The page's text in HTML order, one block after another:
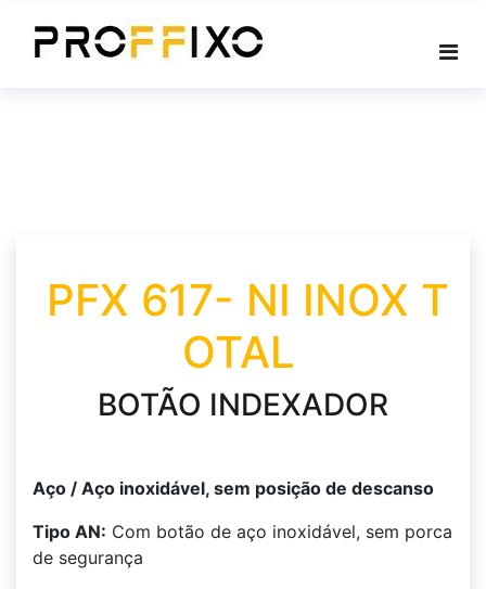
PFX 617- NI INOX T
OTAL
BOTÃO INDEXADOR
Aço / Aço inoxidável, sem posição de descanso
Tipo AN: Com botão de aço inoxidável, sem porca
de segurança